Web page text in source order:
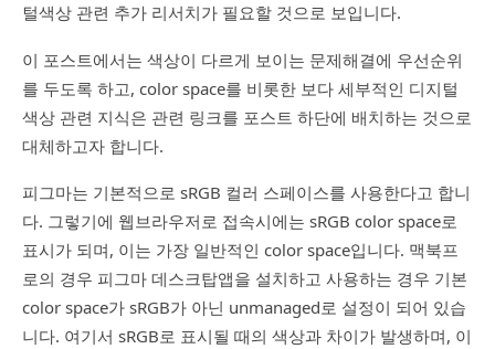
털색상 관련 추가 리서치가 필요할 것으로 보입니다.
이 포스트에서는 색상이 다르게 보이는 문제해결에 우선순위
를 두도록 하고, color space를 비롯한 보다 세부적인 디지털
색상 관련 지식은 관련 링크를 포스트 하단에 배치하는 것으로
대체하고자 합니다.
피그마는 기본적으로 sRGB 컬러 스페이스를 사용한다고 합니
다. 그렇기에 웹브라우저로 접속시에는 sRGB color space로
표시가 되며, 이는 가장 일반적인 color space입니다. 맥북프
로의 경우 피그마 데스크탑앱을 설치하고 사용하는 경우 기본
color space가 sRGB가 아닌 unmanaged로 설정이 되어 있습
니다. 여기서 sRGB로 표시될 때의 색상과 차이가 발생하며, 이